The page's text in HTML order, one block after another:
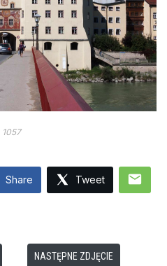
1057
Share Tweet mail
NASTĘPNE ZDJĘCIE